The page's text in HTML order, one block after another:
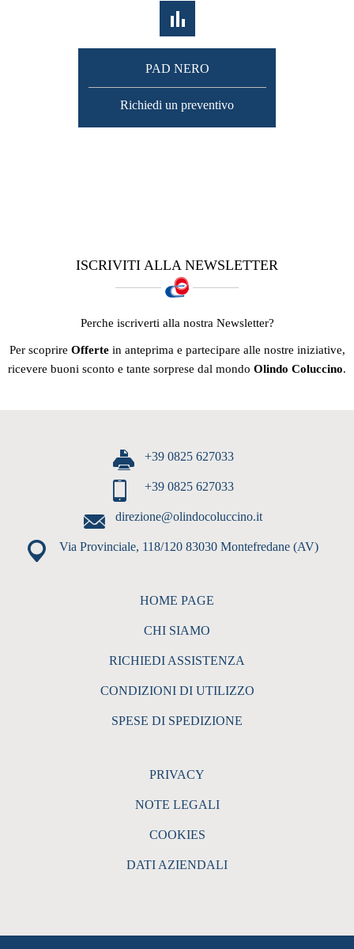
PAD NERO
Richiedi un preventivo
ISCRIVITI ALLA NEWSLETTER
Perche iscriverti alla nostra Newsletter?
Per scoprire Offertein anteprima e partecipare alle nostre iniziative,
ricevere buoni sconto e tante sorprese dal mondo Olindo Coluccino.
+39 0825 627033
+39 0825 627033
direzione@olindocoluccino.it
Via Provinciale, 118/120 83030 Montefredane (AV)
HOME PAGE
CHI SIAMO
RICHIEDI ASSISTENZA
CONDIZIONI DI UTILIZZO
SPESE DI SPEDIZIONE
PRIVACY
NOTE LEGALI
COOKIES
DATI AZIENDALI